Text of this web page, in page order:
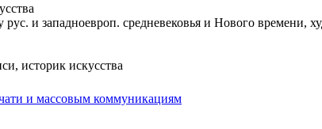
и западноевроп. средневековья и Нового времени,
историк искусства
и массовым коммуникациям